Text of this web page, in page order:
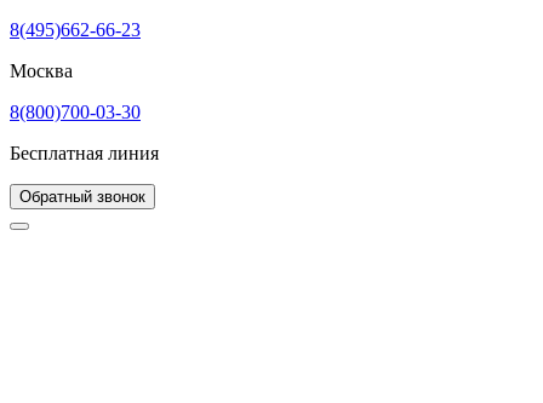
8(495)662-66-23
Москва
8(800)700-03-30
Бесплатная линия
Обратный звонок